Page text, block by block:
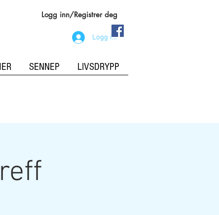
Logg inn/Registrer deg
Logg inn
SENNEP LIVSDRYPP